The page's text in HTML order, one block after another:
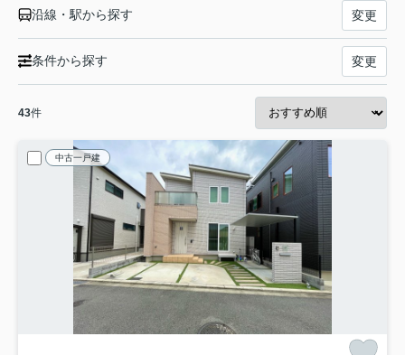
沿線・駅から探す 変更
条件から探す 変更
43件
中古一戸建